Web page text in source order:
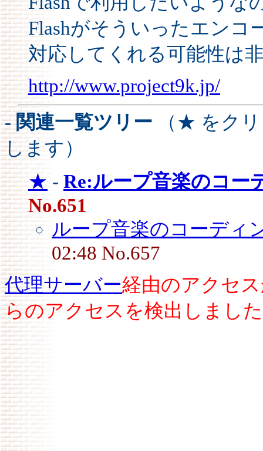
Flashがそういったエンコ
対応してくれる可能性は
http://www.project9k.jp/
- 関連一覧ツリー （★ をク
します）
★ - Re:ループ音楽のコー
No.651
ループ音楽のコーディ
02:48 No.657
代理サーバー経由のアクセ
らのアクセスを検出しまし